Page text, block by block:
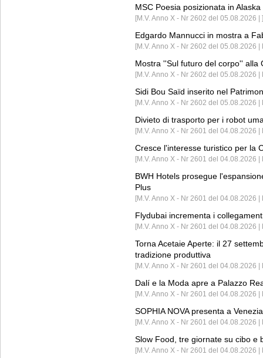
MSC Poesia posizionata in
[M.V. Anno X - Nr 2602 del 05.08.2026 | ]
Edgardo Mannucci in mostra a
[M.V. Anno X - Nr 2602 del 05.08.2026 |
Mostra ''Sul futuro del corpo'' alla
[M.V. Anno X - Nr 2602 del 05.08.2026
Sidi Bou Saïd inserito nel
[M.V. Anno X - Nr 2602 del 05.08.2026
Divieto di trasporto per i robot
[M.V. Anno X - Nr 2601 del 04.08.2026
Cresce l'interesse turistico per la
[M.V. Anno X - Nr 2601 del 04.08.2026 |
BWH Hotels prosegue
Plus
[M.V. Anno X - Nr 2601 del 04.08.2026 |
Flydubai incrementa i
[M.V. Anno X - Nr 2601 del 04.08.2026 |
Torna Acetaie Aperte: il 27
tradizione produttiva
[M.V. Anno X - Nr 2601 del 04.08.2026 |
Dalí e la Moda apre a Palazzo
[M.V. Anno X - Nr 2601 del 04.08.2026 |
SOPHIA NOVA presenta a
[M.V. Anno X - Nr 2601 del 04.08.2026
Slow Food, tre giornate su cibo e
[M.V. Anno X - Nr 2601 del 04.08.2026 |